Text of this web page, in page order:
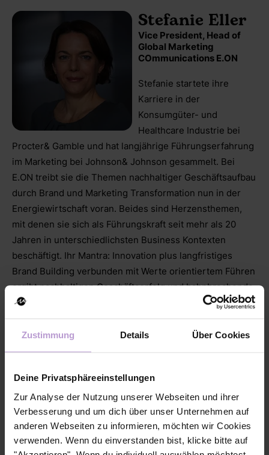
Zustimmung Details Über Cookies
Deine Privatsphäreeinstellungen
Zur Analyse der Nutzung unserer Webseiten und ihrer
Verbesserung und um dich über unser Unternehmen auf
anderen Webseiten zu informieren, möchten wir Cookies
verwenden. Wenn du einverstanden bist, klicke bitte auf
Stefanie Eller
Vice President, Head of
Global Marketing
COmmunications E.ON
Stefanie startete ihre
Karriere in der
Konsumgüter- und
Healthcare Industrie bei
Procter& Gamble und hat langjährige Führungserfahrung
im Marketing bei Johnson& Johnson gesammelt. Bei
E.ON treibt sie die Themen nachhaltiger Geschäftsaufbau
durch Brand und Marketing Transformation nun in der
Energiewirtschaft voran. Beides sind Herzensthemen,
mit denen sie sich als Führungskraft seit mehr als 20
Jahren in unterschiedlichsten Business Kontexten
beschäftigt. Ihr Mantra: Innovation plus langfristiges
Brand Building verbunden mit Werte orientiertem Führen
ergibt nachhaltigen Geschäftserfolg und bahnbrechende
Ergebnisse.
Mertens,
M.Sc.
Psychologin & Expertin für
Positive Psychologie
Muriel Mertens arbeitet